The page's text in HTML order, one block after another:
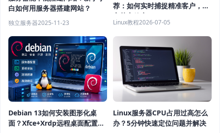
白如何用服务器搭建网站？
独立服务器2025-11-23
荐：如何实时捕捉精准客户，提
高获客效率？
Linux教程2026-07-05
Debian 13如何安装图形化桌
面？Xfce+Xrdp远程桌面配置教
Linux服务器CPU占用过高怎么
办？5分钟快速定位问题并解决